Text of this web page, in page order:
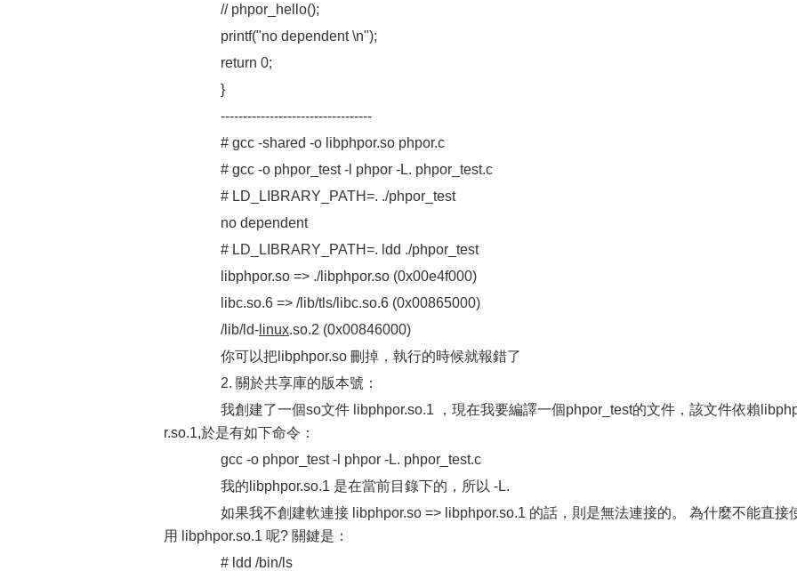
// phpor_hello();
printf("no dependent \n");
return 0;
}
----------------------------------
# gcc -shared -o libphpor.so phpor.c
# gcc -o phpor_test -l phpor -L. phpor_test.c
# LD_LIBRARY_PATH=. ./phpor_test
no dependent
# LD_LIBRARY_PATH=. ldd ./phpor_test
libphpor.so => ./libphpor.so (0x00e4f000)
libc.so.6 => /lib/tls/libc.so.6 (0x00865000)
/lib/ld- linux.so.2 (0x00846000)
你可以把libphpor.so 刪掉，執行的時候就報錯了
2. 關於共享庫的版本號：
我創建了一個so文件 libphpor.so.1 ，現在我要編譯一個phpor_test的文件，該文件依賴
r.so.1,於是有如下命令：
gcc -o phpor_test -l phpor -L. phpor_test.c
我的libphpor.so.1 是在當前目錄下的，所以 -L.
如果我不創建軟連接 libphpor.so => libphpor.so.1 的話，則是無法連接的。 為什麼不能直接
用 libphpor.so.1 呢? 關鍵是：
# ldd /bin/ls